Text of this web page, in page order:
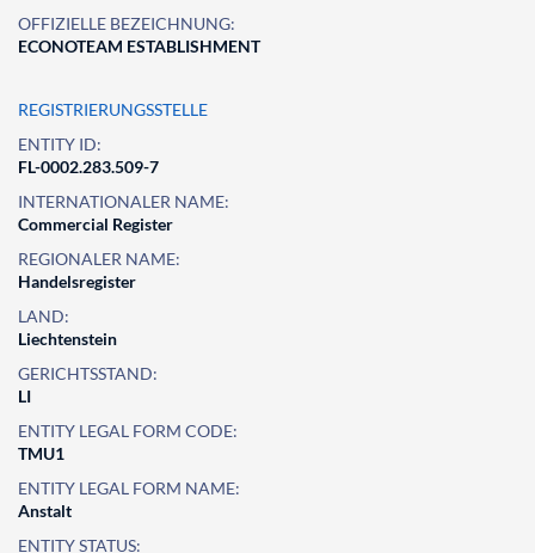
OFFIZIELLE BEZEICHNUNG:
ECONOTEAM ESTABLISHMENT
REGISTRIERUNGSSTELLE
ENTITY ID:
FL-0002.283.509-7
INTERNATIONALER NAME:
Commercial Register
REGIONALER NAME:
Handelsregister
LAND:
Liechtenstein
GERICHTSSTAND:
LI
ENTITY LEGAL FORM CODE:
TMU1
ENTITY LEGAL FORM NAME:
Anstalt
ENTITY STATUS: